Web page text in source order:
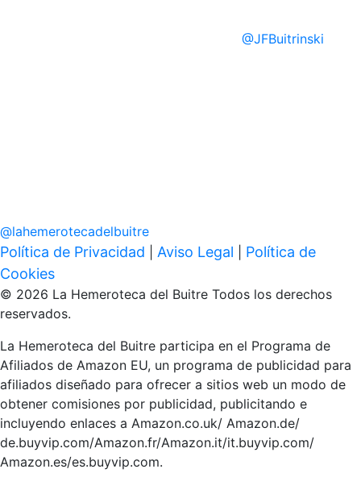
@JFBuitrinski
@lahemerotecadelbuitre
Política de Privacidad Aviso Legal
Política de
Cookies
© 2026 La Hemeroteca del Buitre Todos los derechos
reservados.
La Hemeroteca del Buitre participa en el Programa de
Afiliados de Amazon EU, un programa de publicidad para
afiliados diseñado para ofrecer a sitios web un modo de
obtener comisiones por publicidad, publicitando e
incluyendo enlaces a Amazon.co.uk/ Amazon.de/
de.buyvip.com/Amazon.fr/Amazon.it/it.buyvip.com/
Amazon.es/es.buyvip.com.